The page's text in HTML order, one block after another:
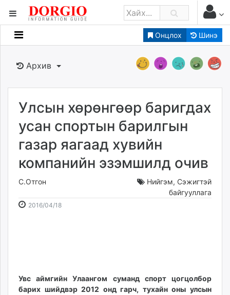
Онцлох Шинэ
Мэдээллийн
Банк санхүү
Бизнес ААН
Төрийн
dorgio.mn
Gogo.mn
news.mn
zindaa.mn
Eguur.mn
24tsag.mn
Архив
Улсын хөрөнгөөр баригдах
усан спортын барилгын
газар яагаад хувийн
компанийн эзэмшилд очив
С.Отгон Нийгэм, Сэжигтэй
байгууллага
2016/04/182016-
2026-
Увс аймгийн Улаангом суманд спорт цогцолбор
барих шийдвэр 2012 онд гарч, тухайн оны улсын